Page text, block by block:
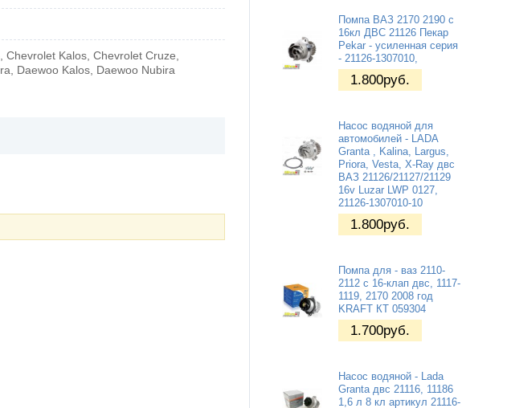
Kalos, Chevrolet Cruze,
Daewoo Kalos, Daewoo Nubira
Помпа ВАЗ 2170 2190 с
16кл ДВС 21126 Пекар
Pekar - усиленная серия
- 21126-1307010,
1.800руб.
Насос водяной для
автомобилей - LADA
Granta , Kalina, Largus,
Priora, Vesta, X-Ray двс
ВАЗ 21126/21127/21129
16v Luzar LWP 0127,
21126-1307010-10
1.800руб.
Помпа для - ваз 2110-
2112 с 16-клап двс, 1117-
1119, 2170 2008 год
KRAFT КТ 059304
1.700руб.
Насос водяной - Lada
Granta двс 21116, 11186
1,6 л 8 кл артикул 21116-